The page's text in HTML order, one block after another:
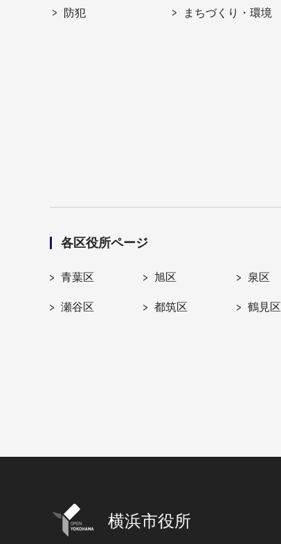
防犯 まちづくり・環境
各区役所ページ
青葉区 旭区 泉区
瀬谷区 都筑区 鶴見区
横浜市役所